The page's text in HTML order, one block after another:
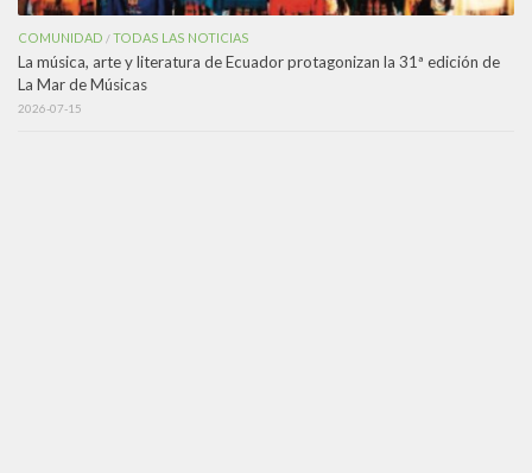
COMUNIDAD /TODAS LAS NOTICIAS
La música, arte y literatura de Ecuador protagonizan la 31ª edición de
La Mar de Músicas
2026-07-15